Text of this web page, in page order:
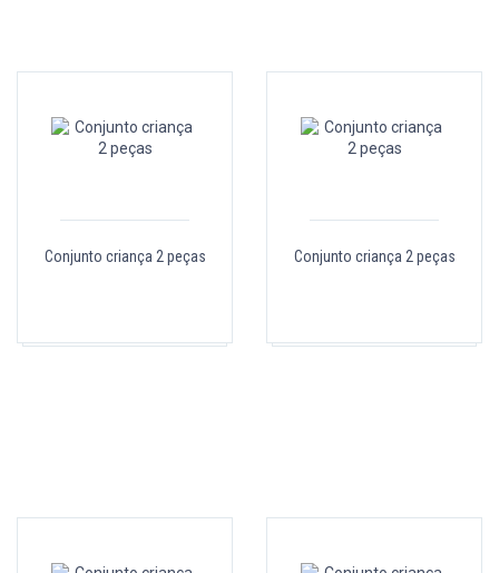
Conjunto criança 2 peças Conjunto criança 2 peças